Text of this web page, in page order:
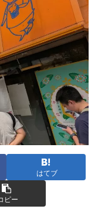
はてブ
ピー